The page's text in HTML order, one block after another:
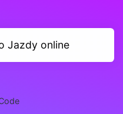
Jazdy online